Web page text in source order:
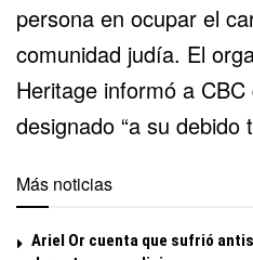
persona en ocupar el
comunidad judía. El
Heritage informó a
designado “a su debido
Más noticias
Ariel Or cuenta que sufrió